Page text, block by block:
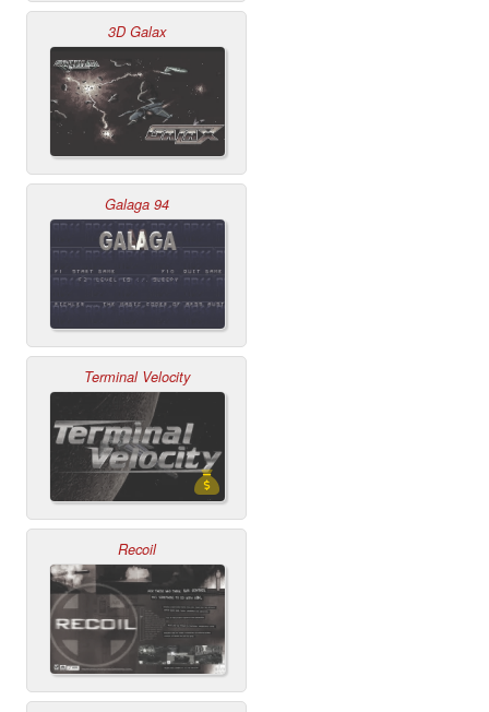
3D Galax
Galaga 94
Terminal Velocity
Recoil